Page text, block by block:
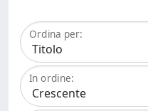
Ordina per:
In ordine: